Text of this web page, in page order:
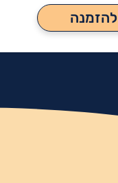
להזמנה